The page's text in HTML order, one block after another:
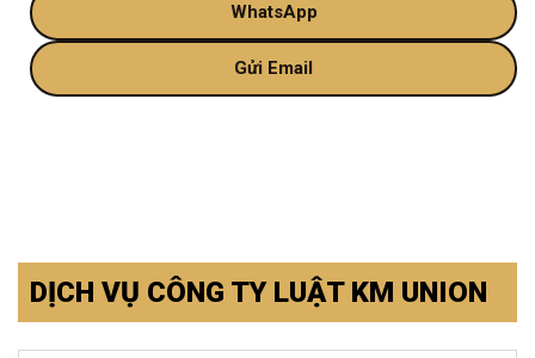
WhatsApp
Gửi Email
DỊCH VỤ CÔNG TY LUẬT KM UNION